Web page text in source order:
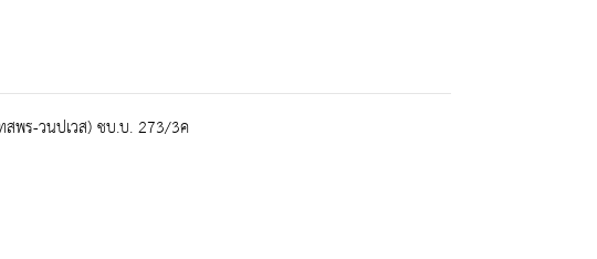
พร-วนปเวส) ชบ.บ. 273/3ค